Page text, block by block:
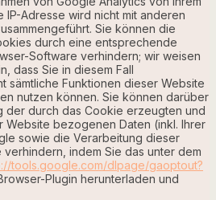
IP-Adresse wird nicht mit anderen
Sie können die
durch eine entsprechende
Software verhindern; wir weisen
dass Sie in diesem Fall
sämtliche Funktionen dieser Website
nutzen können. Sie können darüber
der durch das Cookie erzeugten und
Website bezogenen Daten (inkl. Ihrer
sowie die Verarbeitung dieser
indem Sie das unter dem
tools.google.com/dlpage/gaoptout?
Plugin herunterladen und